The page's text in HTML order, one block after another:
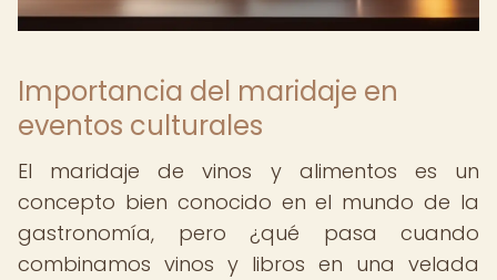
Importancia del maridaje en
eventos culturales
El maridaje de vinos y alimentos es un
concepto bien conocido en el mundo de la
gastronomía, pero ¿qué pasa cuando
combinamos vinos y libros en una velada